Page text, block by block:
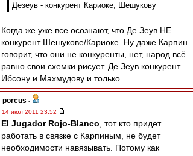
Дезеув - конкурент Кариоке, Шешукову
Когда же уже все осознают, что Де Зеув НЕ
конкурент Шешукове/Кариоке. Ну даже Карпин
говорит, что они не конкуренты, нет, народ всё
равно свои схемки рисует..Де Зеув конкурент
Ибсону и Махмудову и только.
porcus -
14 июл 2011 23:52
El Jugador Rojo-Blanco , тот кто придет
работать в связке с Карпиным, не будет
необходимости навязывать. Потому как